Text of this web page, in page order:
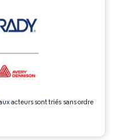
acteurs sont triés sans ordre